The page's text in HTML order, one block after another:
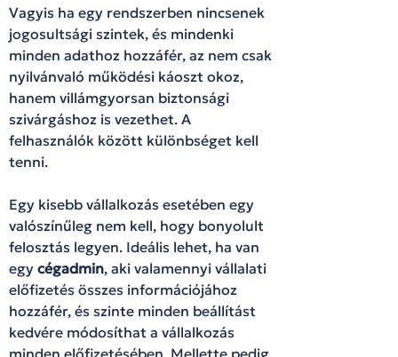
Vagyis ha egy rendszerben nincsenek
jogosultsági szintek, és mindenki
minden adathoz hozzáfér, az nem csak
nyilvánvaló működési káoszt okoz,
hanem villámgyorsan biztonsági
szivárgáshoz is vezethet. A
felhasználók között különbséget kell
tenni.
Egy kisebb vállalkozás esetében egy
valószínűleg nem kell, hogy bonyolult
felosztás legyen. Ideális lehet, ha van
egy cégadmin, aki valamennyi vállalati
előfizetés összes információjához
hozzáfér, és szinte minden beállítást
kedvére módosíthat a vállalkozás
minden előfizetésében. Mellette pedig